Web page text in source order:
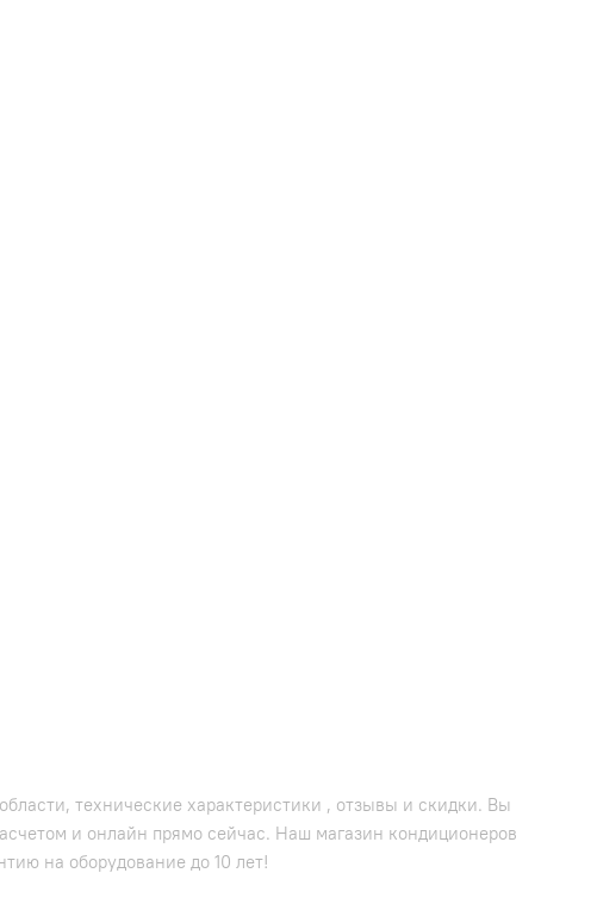
технические характеристики , отзывы и скидки. Вы
и онлайн прямо сейчас. Наш магазин кондиционеров
на оборудование до 10 лет!